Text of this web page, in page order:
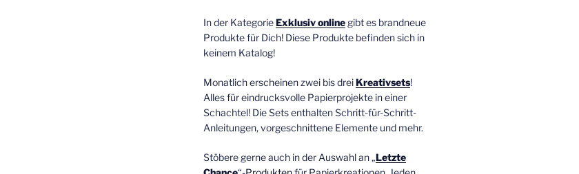
In der KategorieExklusiv onlinegibt es brandneue
Produkte für Dich! Diese Produkte befinden sich in
keinem Katalog!
Monatlich erscheinen zwei bis drei Kreativsets!
Alles für eindrucksvolle Papierprojekte in einer
Schachtel! Die Sets enthalten Schritt-für-Schritt-
Anleitungen, vorgeschnittene Elemente und mehr.
Stöbere gerne auch in der Auswahl an „Letzte